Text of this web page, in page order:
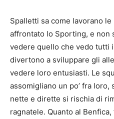
Spalletti sa come lavorano
affrontato lo Sporting, e non
vedere quello che vedo tutti
divertono a sviluppare gli
vedere loro entusiasti. Le
assomigliano un po’ fra
nette e dirette si rischia di
ragnatele. Quanto al